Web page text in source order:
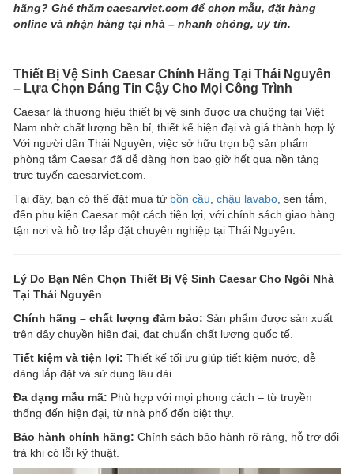
hãng? Ghé thăm caesarviet.com để chọn mẫu, đặt hàng
online và nhận hàng tại nhà – nhanh chóng, uy tín.
Thiết Bị Vệ Sinh Caesar Chính Hãng Tại Thái Nguyên
– Lựa Chọn Đáng Tin Cậy Cho Mọi Công Trình
Caesar là thương hiệu thiết bị vệ sinh được ưa chuộng tại Việt
Nam nhờ chất lượng bền bỉ, thiết kế hiện đại và giá thành hợp lý.
Với người dân Thái Nguyên, việc sở hữu trọn bộ sản phẩm
phòng tắm Caesar đã dễ dàng hơn bao giờ hết qua nền tảng
trực tuyến caesarviet.com.
Tại đây, bạn có thể đặt mua từ bồn cầu chậu lavabo , sen tắm,
đến phụ kiện Caesar một cách tiện lợi, với chính sách giao hàng
tận nơi và hỗ trợ lắp đặt chuyên nghiệp tại Thái Nguyên.
Lý Do Bạn Nên Chọn Thiết Bị Vệ Sinh Caesar Cho Ngôi Nhà
Tại Thái Nguyên
Chính hãng – chất lượng đảm bảo: Sản phẩm được sản xuất
trên dây chuyền hiện đại, đạt chuẩn chất lượng quốc tế.
Tiết kiệm và tiện lợi: Thiết kế tối ưu giúp tiết kiệm nước, dễ
dàng lắp đặt và sử dụng lâu dài.
Đa dạng mẫu mã: Phù hợp với mọi phong cách – từ truyền
thống đến hiện đại, từ nhà phố đến biệt thự.
Bảo hành chính hãng: Chính sách bảo hành rõ ràng, hỗ trợ đổi
trả khi có lỗi kỹ thuật.